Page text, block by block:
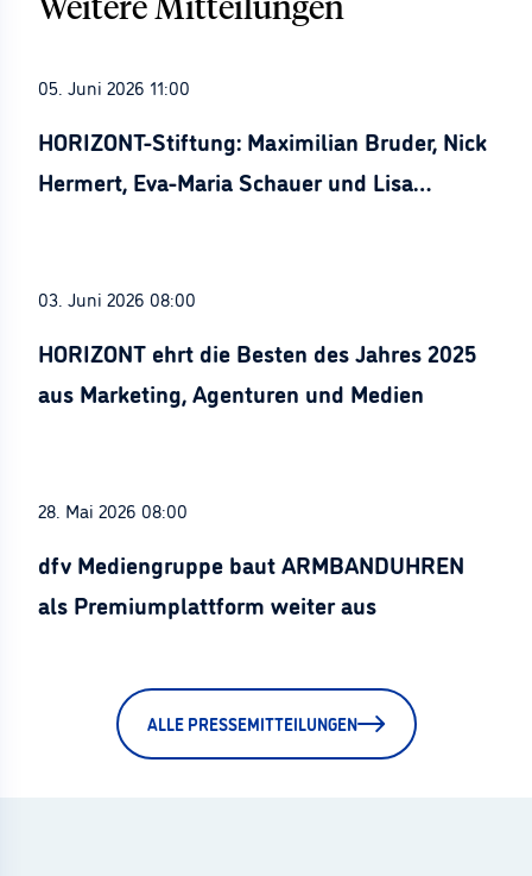
Weitere Mitteilungen
05. Juni 2026 11:00
HORIZONT-Stiftung: Maximilian Bruder, Nick
Hermert, Eva-Maria Schauer und Lisa
03. Juni 2026 08:00
HORIZONT ehrt die Besten des Jahres 2025
aus Marketing, Agenturen und Medien
28. Mai 2026 08:00
dfv Mediengruppe baut ARMBANDUHREN
als Premiumplattform weiter aus
ALLE PRESSEMITTEILUNGEN